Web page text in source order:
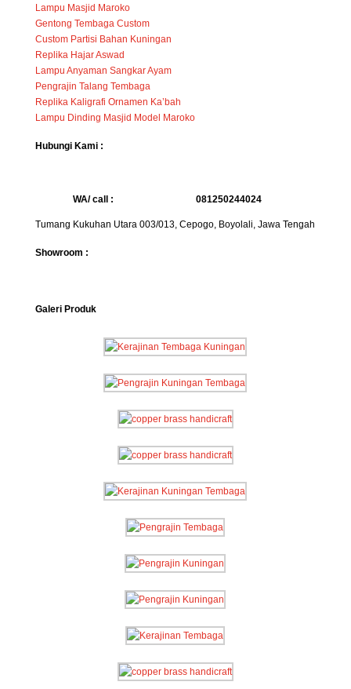
Lampu Masjid Maroko
Gentong Tembaga Custom
Custom Partisi Bahan Kuningan
Replika Hajar Aswad
Lampu Anyaman Sangkar Ayam
Pengrajin Talang Tembaga
Replika Kaligrafi Ornamen Ka’bah
Lampu Dinding Masjid Model Maroko
Hubungi Kami :
WA/ call : 081250244024
Tumang Kukuhan Utara 003/013, Cepogo, Boyolali, Jawa Tengah
Showroom :
Galeri Produk